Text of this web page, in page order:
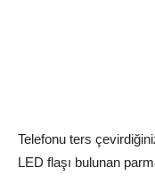
Telefonu ters
LED flaşı bulunan